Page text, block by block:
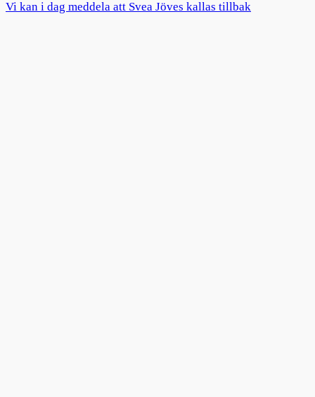
Vi kan i dag meddela att Svea Jöves kallas tillbak